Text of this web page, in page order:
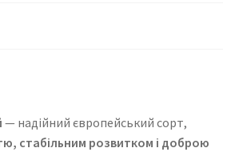
— надійний європейський сорт,
стабільним розвитком і доброю